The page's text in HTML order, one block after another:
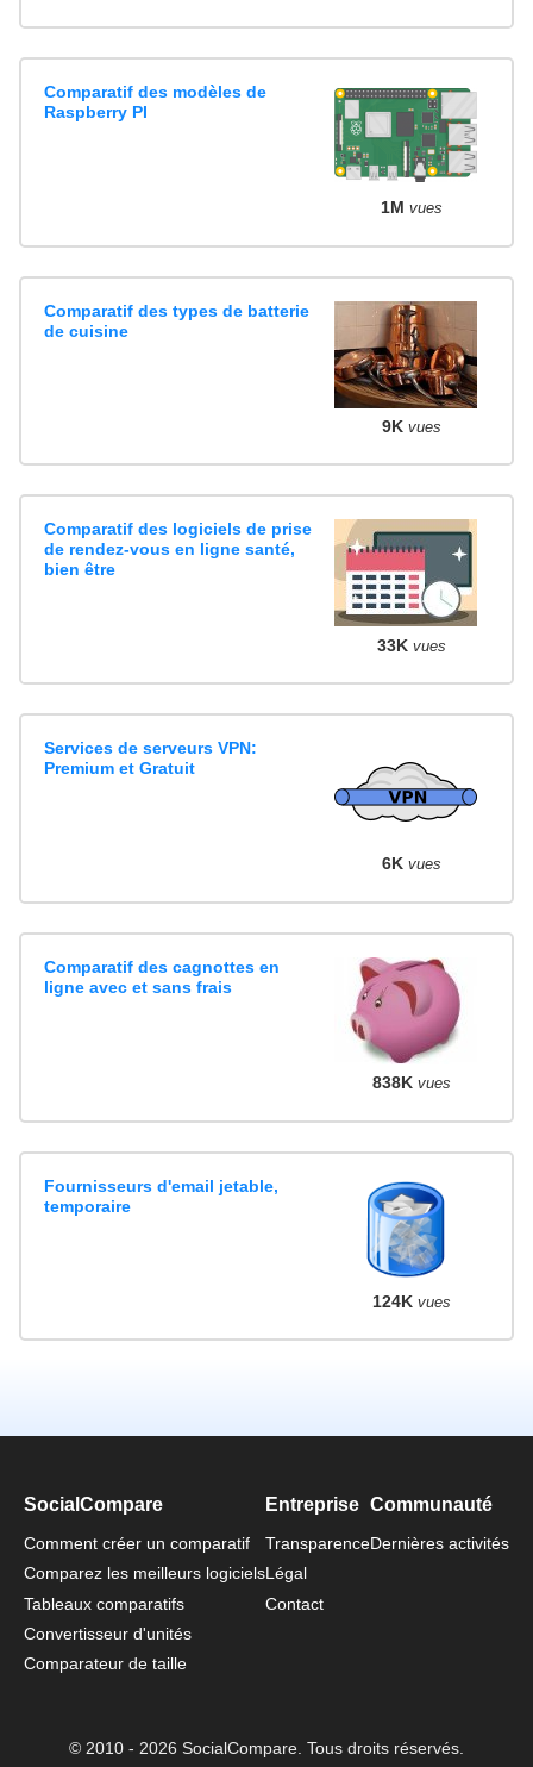
Comparatif des modèles de
Raspberry PI
1M vues
Comparatif des types de batterie
de cuisine
9K vues
Comparatif des logiciels de prise
de rendez-vous en ligne santé,
bien être
33K vues
Services de serveurs VPN:
Premium et Gratuit
6K vues
Comparatif des cagnottes en
ligne avec et sans frais
838K vues
Fournisseurs d'email jetable,
temporaire
124K vues
SocialCompare
Comment créer un comparatif
Comparez les meilleurs logiciels
Tableaux comparatifs
Convertisseur d'unités
Comparateur de taille
Entreprise
Transparence
Légal
Contact
Communauté
Dernières activités
© 2010 - 2026 SocialCompare. Tous droits réservés.